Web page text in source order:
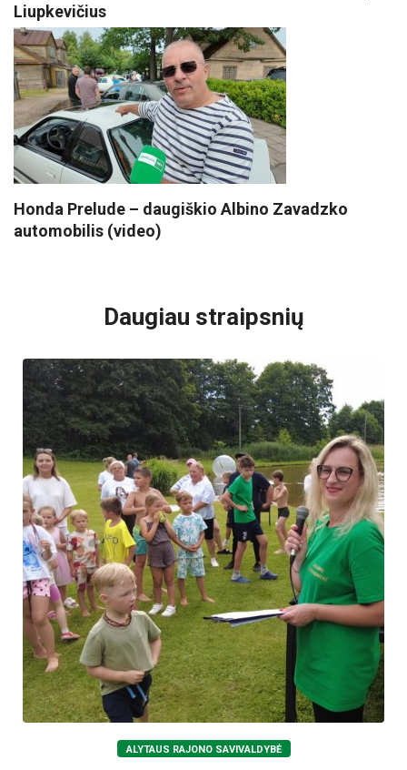
Liupkevičius
Honda Prelude – daugiškio Albino Zavadzko
automobilis (video)
Daugiau straipsnių
ALYTAUS RAJONO SAVIVALDYBĖ